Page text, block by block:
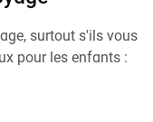
surtout s'ils vous
pour les enfants :